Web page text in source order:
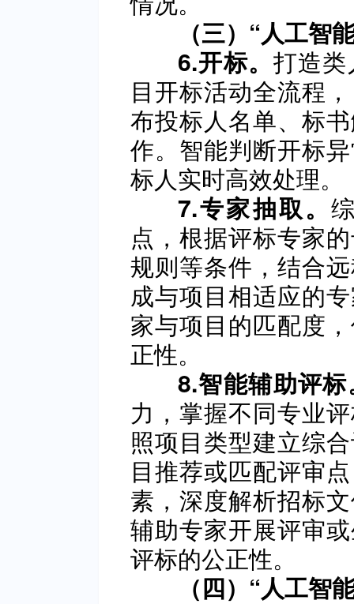
（三）“人工智
6.开标。 打造
目开标活动全流程
布投标人名单、标
作。智能判断开标
标人实时高效处理。
7.专家抽取。
点，根据评标专家
规则等条件，结合
成与项目相适应的
家与项目的匹配度
正性。
8.智能辅助评
力，掌握不同专业
照项目类型建立综
目推荐或匹配评审
素，深度解析招标
辅助专家开展评审
评标的公正性。
（四）“人工智